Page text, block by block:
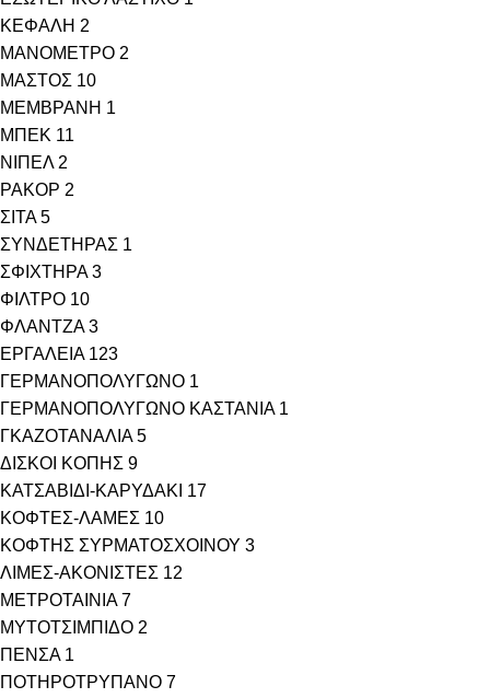
ΚΕΦΑΛΗ 2
ΜΑΝΟΜΕΤΡΟ 2
ΜΑΣΤΟΣ 10
ΜΕΜΒΡΑΝΗ 1
ΜΠΕΚ 11
ΝΙΠΕΛ 2
ΡΑΚΟΡ 2
ΣΙΤΑ 5
ΣΥΝΔΕΤΗΡΑΣ 1
ΣΦΙΧΤΗΡΑ 3
ΦΙΛΤΡΟ 10
ΦΛΑΝΤΖΑ 3
ΕΡΓΑΛΕΙΑ 123
ΓΕΡΜΑΝΟΠΟΛΥΓΩΝΟ 1
ΓΕΡΜΑΝΟΠΟΛΥΓΩΝΟ ΚΑΣΤΑΝΙΑ 1
ΓΚΑΖΟΤΑΝΑΛΙΑ 5
ΔΙΣΚΟΙ ΚΟΠΗΣ 9
ΚΑΤΣΑΒΙΔΙ-ΚΑΡΥΔΑΚΙ 17
ΚΟΦΤΕΣ-ΛΑΜΕΣ 10
ΚΟΦΤΗΣ ΣΥΡΜΑΤΟΣΧΟΙΝΟΥ 3
ΛΙΜΕΣ-ΑΚΟΝΙΣΤΕΣ 12
ΜΕΤΡΟΤΑΙΝΙΑ 7
ΜΥΤΟΤΣΙΜΠΙΔΟ 2
ΠΕΝΣΑ 1
ΠΟΤΗΡΟΤΡΥΠΑΝΟ 7